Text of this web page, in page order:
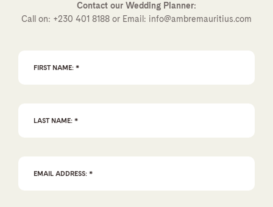
Contact our Wedding Planner:
Call on: +230 401 8188 or Email: info@ambremauritius.com